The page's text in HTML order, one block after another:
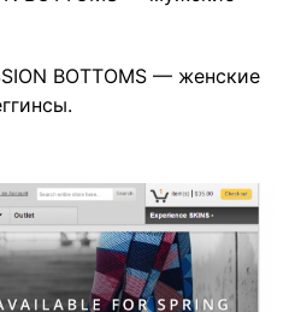
BOTTOMS — женские